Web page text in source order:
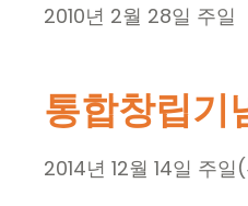
2010년 2월 28일 주일
통합창립기
2014년 12월 14일 주